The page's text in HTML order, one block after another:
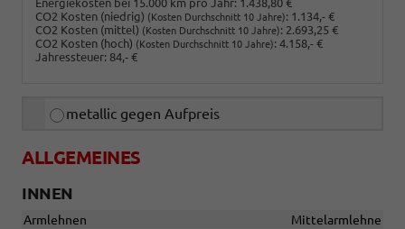
Energiekosten bei 15.000 km pro Jahr: 1.438,80 €
CO2 Kosten (niedrig) (Kosten Durchschnitt 10 Jahre): 1.134,- €
CO2 Kosten (mittel) (Kosten Durchschnitt 10 Jahre): 2.693,25 €
CO2 Kosten (hoch) (Kosten Durchschnitt 10 Jahre): 4.158,- €
Jahressteuer: 84,- €
metallic gegen Aufpreis
ALLGEMEINES
INNEN
Armlehnen
Mittelarmlehne